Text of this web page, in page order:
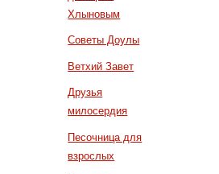
Хлыновым
Советы Доулы
Ветхий Завет
Друзья
милосердия
Песочница для
взрослых